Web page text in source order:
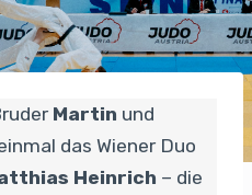
Martin und
das Wiener Duo
Heinrich – die